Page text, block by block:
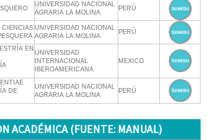
UNIVERSIDAD NACIONAL
AGRARIA LA MOLINA
PERÚ
CIENCIASUNIVERSIDAD NACIONAL
AGRARIA LA MOLINA
PERÚ
EN
UNIVERSIDAD
INTERNACIONAL
IBEROAMERICANA
MEXICO
DE
UNIVERSIDAD NACIONAL
AGRARIA LA MOLINA
PERÚ
ACADÉMICA (FUENTE: MANUAL)